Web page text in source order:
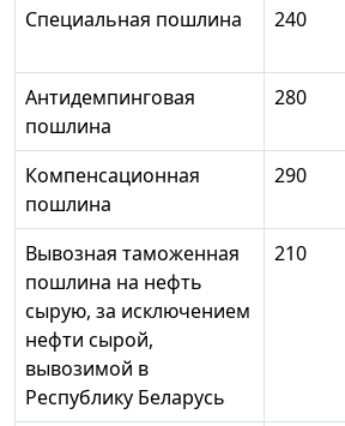
Специальная пошлина 240
Антидемпинговая
пошлина
280
Компенсационная
пошлина
290
Вывозная таможенная
пошлина на нефть
сырую, за исключением
нефти сырой,
вывозимой в
Республику Беларусь
210